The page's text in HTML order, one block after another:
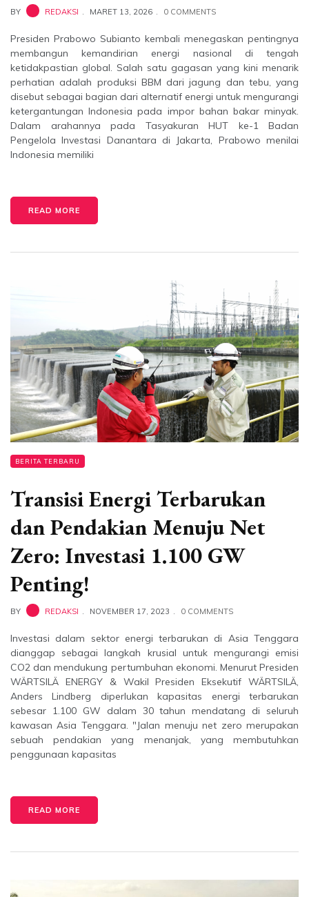
BY REDAKSI MARET 13, 2026 0 COMMENTS
Presiden Prabowo Subianto kembali menegaskan pentingnya
membangun kemandirian energi nasional di tengah
ketidakpastian global. Salah satu gagasan yang kini menarik
perhatian adalah produksi BBM dari jagung dan tebu, yang
disebut sebagai bagian dari alternatif energi untuk mengurangi
ketergantungan Indonesia pada impor bahan bakar minyak.
Dalam arahannya pada Tasyakuran HUT ke-1 Badan
Pengelola Investasi Danantara di Jakarta, Prabowo menilai
Indonesia memiliki
READ MORE
BERITA TERBARU
Transisi Energi Terbarukan
dan Pendakian Menuju Net
Zero: Investasi 1.100 GW
Penting!
BY REDAKSI NOVEMBER 17, 2023 0 COMMENTS
Investasi dalam sektor energi terbarukan di Asia Tenggara
dianggap sebagai langkah krusial untuk mengurangi emisi
CO2 dan mendukung pertumbuhan ekonomi. Menurut Presiden
WÄRTSILÄ ENERGY & Wakil Presiden Eksekutif WÄRTSILÄ,
Anders Lindberg diperlukan kapasitas energi terbarukan
sebesar 1.100 GW dalam 30 tahun mendatang di seluruh
kawasan Asia Tenggara. "Jalan menuju net zero merupakan
sebuah pendakian yang menanjak, yang membutuhkan
penggunaan kapasitas
READ MORE